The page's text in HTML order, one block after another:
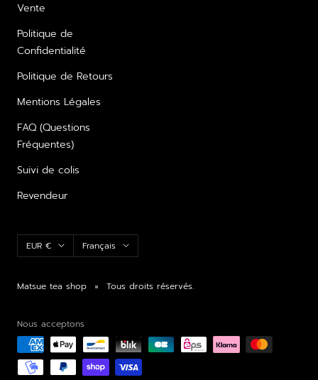
Vente
Politique de
Confidentialité
Politique de Retours
Mentions Légales
FAQ (Questions
Fréquentes)
Suivi de colis
Revendeur
Devise
EUR € Langue
Français
Matsue tea shop Tous droits réservés.
Nous acceptons